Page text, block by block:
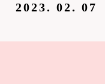
2023. 02. 07